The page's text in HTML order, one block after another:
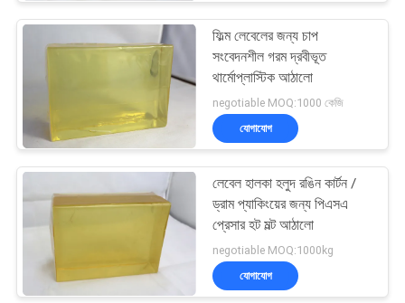
গরম গলানো আঠালো
পলিওলফিন হট দ্রবীভূত
ফিল্ম লেবেলের জন্য চাপ
সংবেদনশীল গরম দ্রবীভূত
থার্মোপ্লাস্টিক আঠালো
negotiable MOQ:1000 কেজি
যোগাযোগ
লেবেল হালকা হলুদ রঙিন কার্টন /
ড্রাম প্যাকিংয়ের জন্য পিএসএ
প্রেসার হট মল্ট আঠালো
negotiable MOQ:1000kg
যোগাযোগ